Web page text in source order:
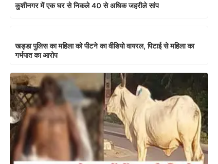
कुशीनगर में एक घर से निकले 40 से अधिक जहरीले सांप
खड्डा पुलिस का महिला को पीटने का वीडियो वायरल, पिटाई से महिला का
गर्भपात का आरोप